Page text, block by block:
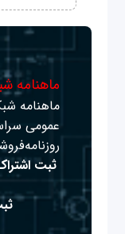
ماهنامه
ماهنامه
عمومی
ثبت